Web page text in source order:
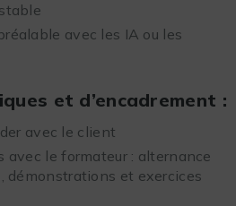
avec les IA ou les
et d’encadrement :
avec le client
avec le formateur : alternance
démonstrations et exercices